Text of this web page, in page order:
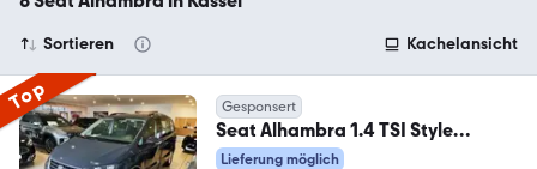
Sortieren Kachelansicht
Top Gesponsert
Seat Alhambra 1.4 TSI Style
Winter|Klima|SHZ|PDC
Lieferung möglich